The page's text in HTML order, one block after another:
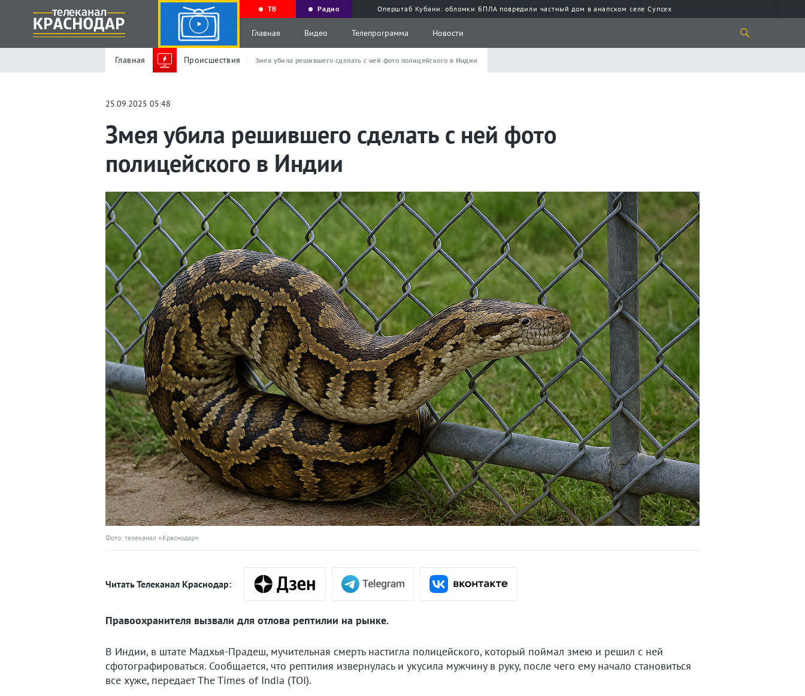
ТВ Радио Оперштаб Кубани: обломки БПЛА повредили частный дом в анапском селе Супсех
Главная Видео Телепрограмма Новости
Главная Происшествия Змея убила решившего сделать с ней фото полицейского в Индии
25.09.2025 05:48
Змея убила решившего сделать с ней фото
полицейского в Индии
Фото: телеканал «Краснодар»
Читать Телеканал Краснодар:
Правоохранителя вызвали для отлова рептилии на рынке.
В Индии, в штате Мадхья-Прадеш, мучительная смерть настигла полицейского, который поймал змею и решил с ней
сфотографироваться. Сообщается, что рептилия извернулась и укусила мужчину в руку, после чего ему начало становиться
все хуже, передает The Times of India (TOI).